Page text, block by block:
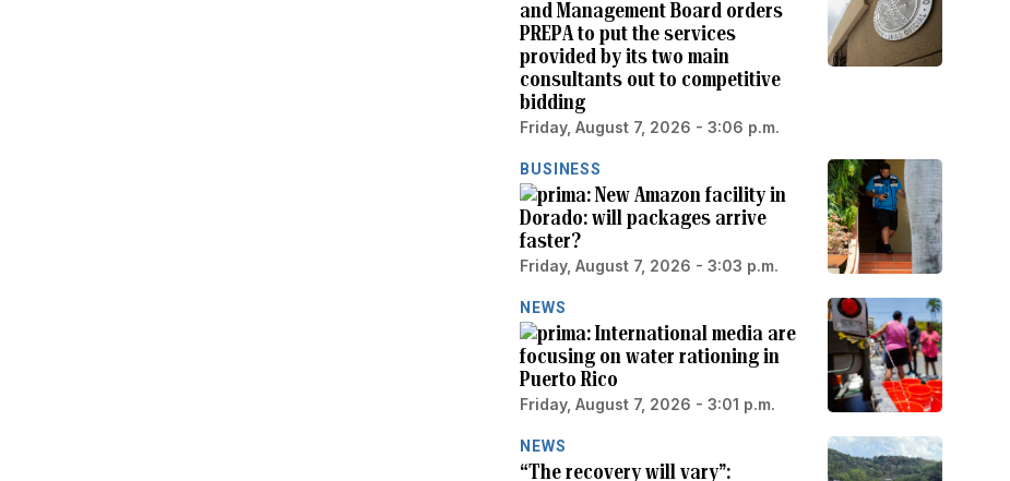
and Management Board orders
PREPA to put the services
provided by its two main
consultants out to competitive
bidding
Friday, August 7, 2026 - 3:06 p.m.
BUSINESS
New Amazon facility in
Dorado: will packages arrive
faster?
Friday, August 7, 2026 - 3:03 p.m.
NEWS
International media are
focusing on water rationing in
Puerto Rico
Friday, August 7, 2026 - 3:01 p.m.
NEWS
“The recovery will vary”: